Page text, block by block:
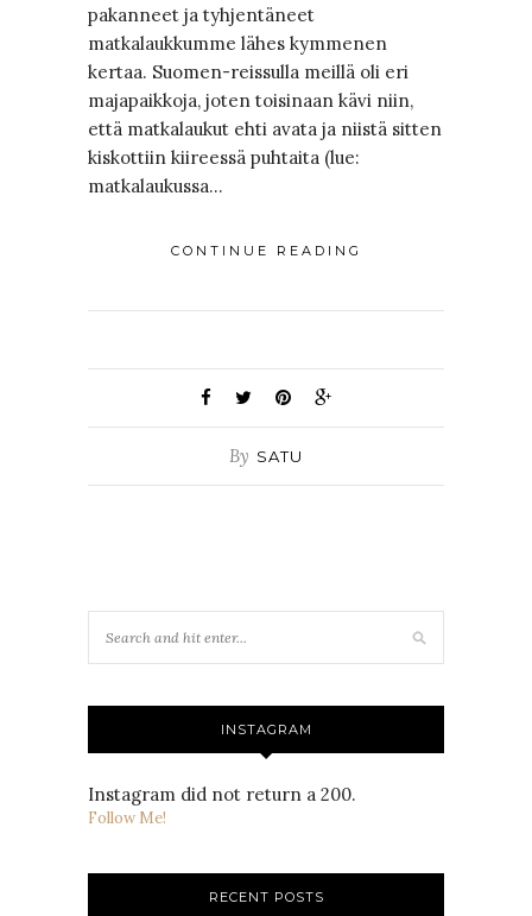
pakanneet ja tyhjentäneet
matkalaukkumme lähes kymmenen
kertaa. Suomen-reissulla meillä oli eri
majapaikkoja, joten toisinaan kävi niin,
että matkalaukut ehti avata ja niistä sitten
kiskottiin kiireessä puhtaita (lue:
matkalaukussa…
CONTINUE READING
By SATU
INSTAGRAM
Instagram did not return a 200.
Follow Me!
RECENT POSTS